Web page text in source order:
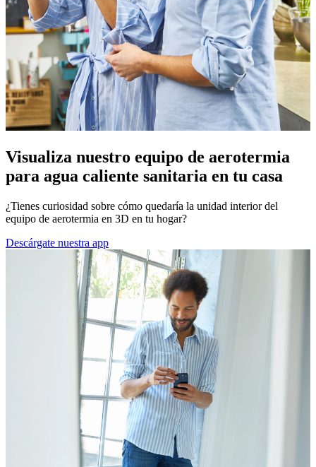
Visualiza nuestro equipo de aerotermia
para agua caliente sanitaria en tu casa
¿Tienes curiosidad sobre cómo quedaría la unidad interior del
equipo de aerotermia en 3D en tu hogar?
Descárgate nuestra app